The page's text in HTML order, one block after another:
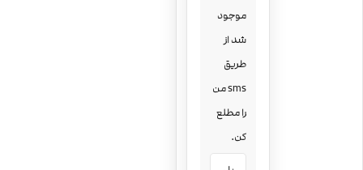
موجود
شد از
طریق
sms من
را مطلع
کن.